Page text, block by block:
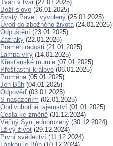
Tváří v tvář (27.01.2025)
Boží slovo (26.01.2025)
Svatý Pavel, vyvolený (25.01.2025)
Úvod do zbožného života(24.01.2025)
Odpuštění (23.01.2025)
Zázraky (22.01.2025)
Pramen radosti (21.01.2025)
Lampa víry (14.01.2025)
Křesťanské mumie (07.01.2025)
Přešťastní králové (06.01.2025)
Proměna(05.01.2025)
Jen Bůh (04.01.2025)
Odpověď (03.01.2025)
S nasazením (02.01.2025)
Obdivuhodné tajemství (01.01.2025)
Cesta ke změně (31.12.2024)
Věčný Syn jednorozený (30.12.2024)
Lživý život (29.12.2024)
První svědectví (11.12.2024)
Láskou je Bůh (10.12.2024)